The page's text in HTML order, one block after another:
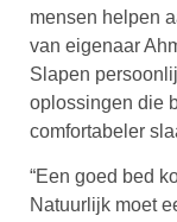
mensen helpen
van eigenaar
Slapen
oplossingen die
comfortabeler
“Een goed bed
Natuurlijk moet